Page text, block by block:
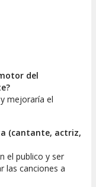
del
mejoraría el
(cantante, actriz,
el publico y ser
las canciones a